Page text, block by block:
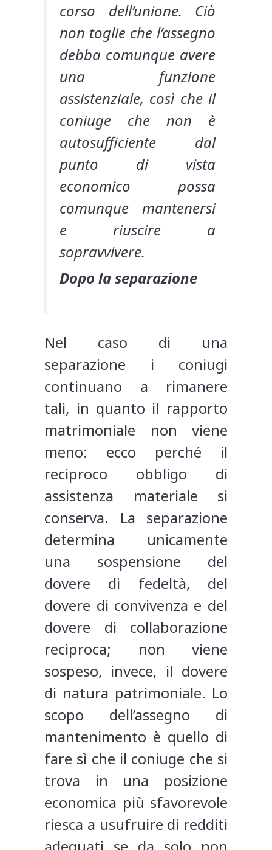
corso dell’unione. Ciò
non toglie che l’assegno
debba comunque avere
una funzione
assistenziale, così che il
coniuge che non è
autosufficiente dal
punto di vista
economico possa
comunque mantenersi
e riuscire a
sopravvivere.
Dopo la separazione
Nel caso di una
separazione i coniugi
continuano a rimanere
tali, in quanto il rapporto
matrimoniale non viene
meno: ecco perché il
reciproco obbligo di
assistenza materiale si
conserva. La separazione
determina unicamente
una sospensione del
dovere di fedeltà, del
dovere di convivenza e del
dovere di collaborazione
reciproca; non viene
sospeso, invece, il dovere
di natura patrimoniale. Lo
scopo dell’assegno di
mantenimento è quello di
fare sì che il coniuge che si
trova in una posizione
economica più sfavorevole
riesca a usufruire di redditi